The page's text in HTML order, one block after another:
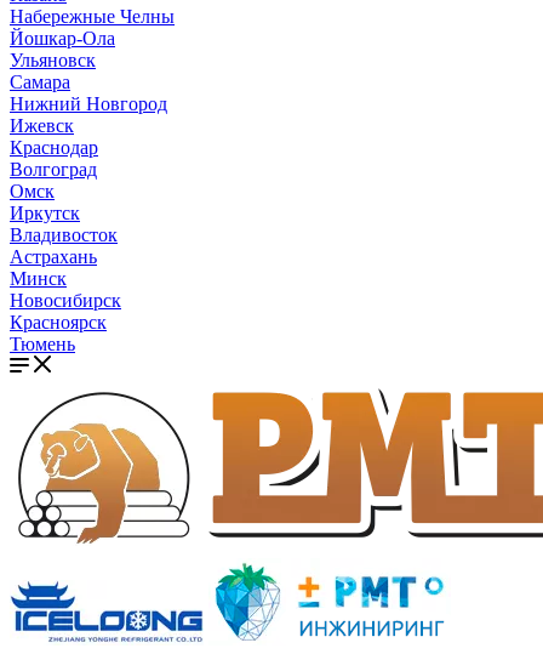
Набережные Челны
Йошкар-Ола
Ульяновск
Самара
Нижний Новгород
Ижевск
Краснодар
Волгоград
Омск
Иркутск
Владивосток
Астрахань
Минск
Новосибирск
Красноярск
Тюмень